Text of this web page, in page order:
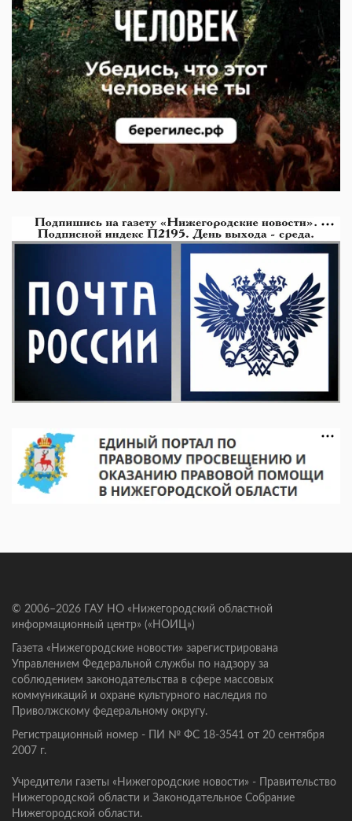
© 2006–2026 ГАУ НО «Нижегородский областной
информационный центр» («НОИЦ»)
Газета «Нижегородские новости» зарегистрирована
Управлением Федеральной службы по надзору за
соблюдением законодательства в сфере массовых
коммуникаций и охране культурного наследия по
Приволжскому федеральному округу.
Регистрационный номер - ПИ № ФС 18-3541 от 20 сентября
2007 г.
Учредители газеты «Нижегородские новости» - Правительство
Нижегородской области и Законодательное Собрание
Нижегородской области.